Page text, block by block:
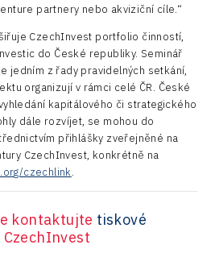
partnery nebo akviziční cíle.“
CzechInvest portfolio činností,
do České republiky. Seminář
jedním z řady pravidelných setkání,
organizují v rámci celé ČR. České
kapitálového či strategického
dále rozvíjet, se mohou do
přihlášky zveřejněné na
CzechInvest, konkrétně na
czechlink.
kontaktujte tiskové